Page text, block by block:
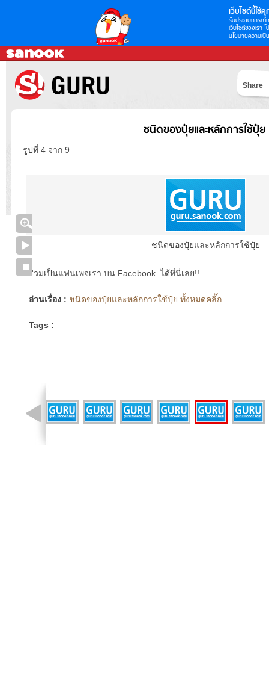
เว็บไซต์นี้ใช้คุ
รับประสบการณ์
เว็บไซต์ของเรา
นโยบายความเป็
Share
ชนิดของปุ๋ยและหลักการใช้ปุ๋ย
รูปที่ 4 จาก 9
ชนิดของปุ๋ยและหลักการใช้ปุ๋ย
ร่วมเป็นแฟนเพจเรา บน Facebook..ได้ที่นี่เลย!!
อ่านเรื่อง : ชนิดของปุ๋ยและหลักการใช้ปุ๋ย ทั้งหมดคลิ๊ก
Tags :